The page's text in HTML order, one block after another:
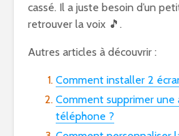
cassé. Il a juste besoin d’un
retrouver la voix 🎵.
Autres articles à découvrir :
Comment installer 2
Comment supprimer
téléphone ?